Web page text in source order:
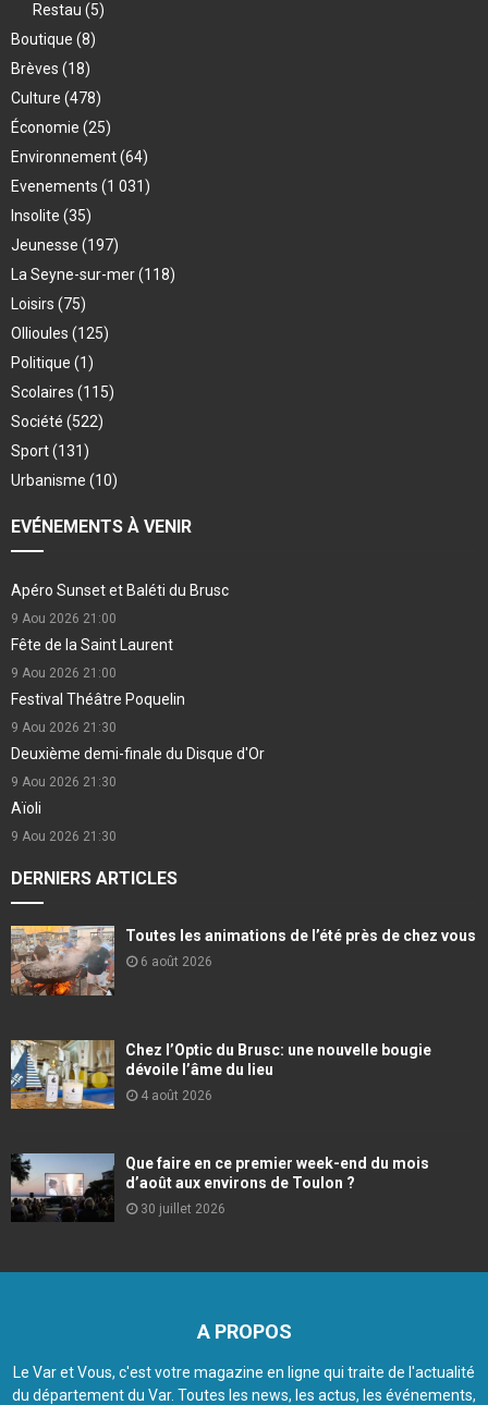
Restau (5)
Boutique (8)
Brèves (18)
Culture (478)
Économie (25)
Environnement(64)
Evenements (1 031)
Insolite (35)
Jeunesse (197)
La Seyne-sur-mer(118)
Loisirs (75)
Ollioules (125)
Politique (1)
Scolaires (115)
Société (522)
Sport(131)
Urbanisme (10)
EVÉNEMENTS À VENIR
Apéro Sunset et Baléti du Brusc
9 Aou 2026 21:00
Fête de la Saint Laurent
9 Aou 2026 21:00
Festival Théâtre Poquelin
9 Aou 2026 21:30
Deuxième demi-finale du Disque d'Or
9 Aou 2026 21:30
Aïoli
9 Aou 2026 21:30
DERNIERS ARTICLES
Toutes les animations de l’été près de chez vous
6 août 2026
Chez l’Optic du Brusc: une nouvelle bougie
dévoile l’âme du lieu
4 août 2026
Que faire en ce premier week-end du mois
d’août aux environs de Toulon ?
30 juillet 2026
A PROPOS
Le Var et Vous, c'est votre magazine en ligne qui traite de l'actualité
du département du Var. Toutes les news, les actus, les événements,